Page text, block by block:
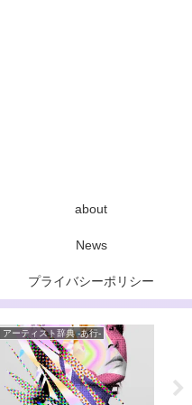
about
News
プライバシーポリシー
アーティスト辞典 -た行-